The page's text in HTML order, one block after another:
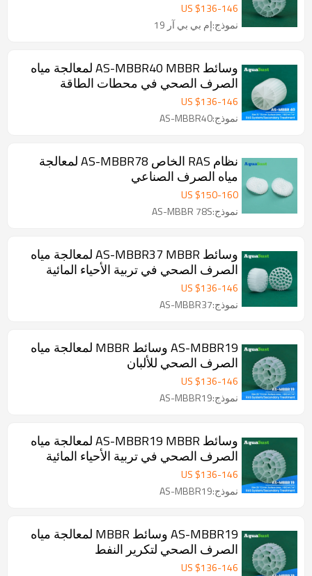
US $136-146
نموذج:إم بي بي آر 19
وسائط AS-MBBR40 MBBR لمعالجة مياه
الصرف الصحي في محطات الطاقة
US $136-146
نموذج:AS-MBBR40
نظام RAS الخاص AS-MBBR78 لمعالجة
مياه الصرف الصناعي
US $150-160
نموذج:AS-MBBR 78S
وسائط AS-MBBR37 MBBR لمعالجة مياه
الصرف الصحي في تربية الأحياء المائية
US $136-146
نموذج:AS-MBBR37
AS-MBBR19 وسائط MBBR لمعالجة مياه
الصرف الصحي للألبان
US $136-146
نموذج:AS-MBBR19
وسائط AS-MBBR19 MBBR لمعالجة مياه
الصرف الصحي في تربية الأحياء المائية
US $136-146
نموذج:AS-MBBR19
AS-MBBR19 وسائط MBBR لمعالجة مياه
الصرف الصحي لتكرير النفط
US $136-146